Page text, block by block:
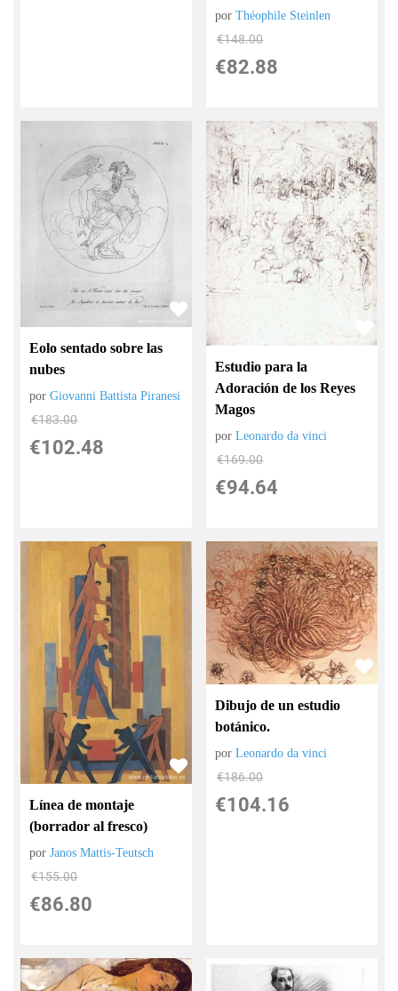
porThéophile Steinlen
€148.00
€82.88
Eolo sentado sobre las
nubes
porGiovanni Battista Piranesi
€183.00
€102.48
Estudio para la
Adoración de los Reyes
Magos
porLeonardo da vinci
€169.00
€94.64
Línea de montaje
(borrador al fresco)
porJanos Mattis-Teutsch
€155.00
€86.80
Dibujo de un estudio
botánico.
porLeonardo da vinci
€186.00
€104.16